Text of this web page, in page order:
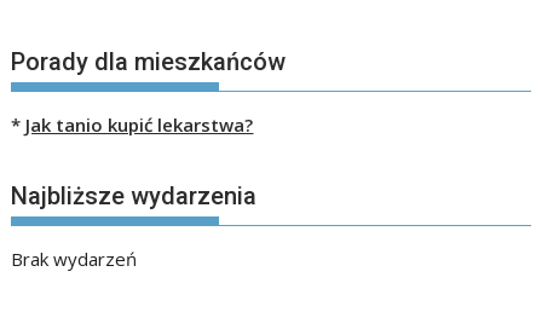
Porady dla mieszkańców
* Jak tanio kupić lekarstwa?
Najbliższe wydarzenia
Brak wydarzeń